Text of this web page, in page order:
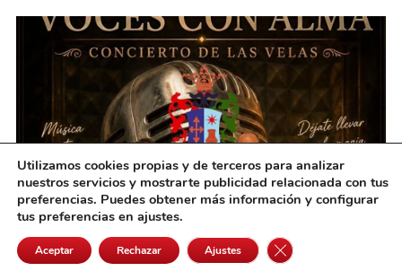
Villanueva de Alcardete vivirá una noche
mágica de música bajo la luz de las velas
agosto 6, 2026
Utilizamos cookies propias y de terceros para analizar
nuestros servicios y mostrarte publicidad relacionada con tus
preferencias. Puedes obtener más información y configurar
tus preferencias en ajustes.
Aceptar Rechazar Ajustes Cerrar el banner de